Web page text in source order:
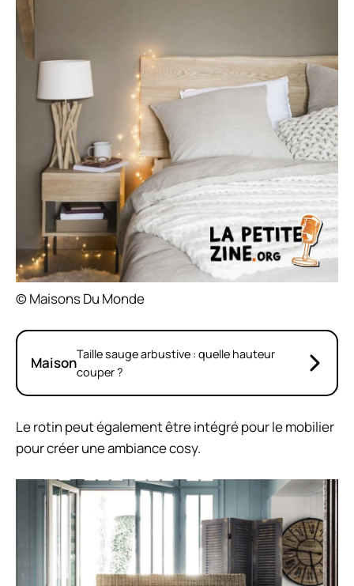
© Maisons Du Monde
MaisonTaille sauge arbustive : quelle hauteur
couper ?
Le rotin peut également être intégré pour le mobilier
pour créer une ambiance cosy.